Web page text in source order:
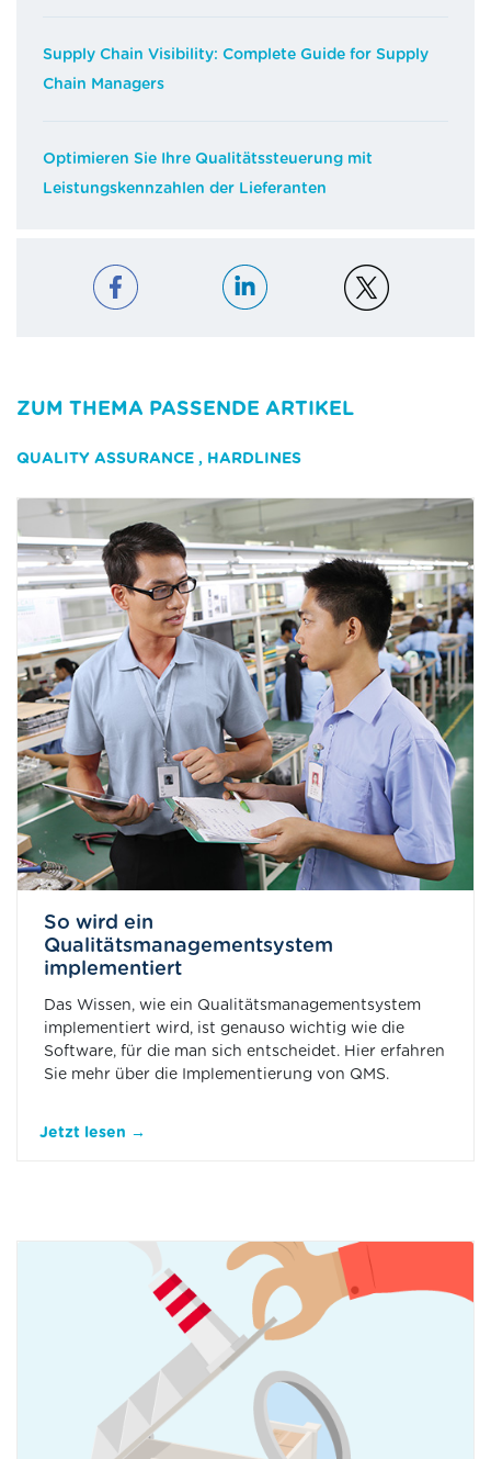
Supply Chain Visibility: Complete Guide for Supply
Chain Managers
Optimieren Sie Ihre Qualitätssteuerung mit
Leistungskennzahlen der Lieferanten
ZUM THEMA PASSENDE ARTIKEL
QUALITY ASSURANCE , HARDLINES
So wird ein
Qualitätsmanagementsystem
implementiert
Das Wissen, wie ein Qualitätsmanagementsystem
implementiert wird, ist genauso wichtig wie die
Software, für die man sich entscheidet. Hier erfahren
Sie mehr über die Implementierung von QMS.
Jetzt lesen →